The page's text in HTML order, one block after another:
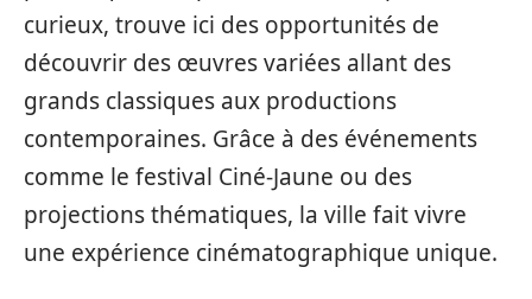
curieux, trouve ici des opportunités de
découvrir des œuvres variées allant des
grands classiques aux productions
contemporaines. Grâce à des événements
comme le festival Ciné-Jaune ou des
projections thématiques, la ville fait vivre
une expérience cinématographique unique.